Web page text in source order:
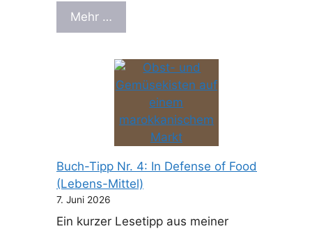
Mehr …
Buch-Tipp Nr. 4: In Defense of Food
(Lebens-Mittel)
7. Juni 2026
Ein kurzer Lesetipp aus meiner